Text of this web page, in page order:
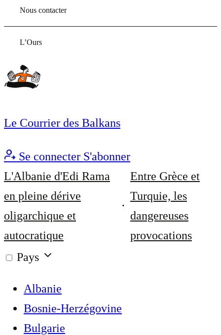
Nous contacter
L’Ours
Le Courrier des Balkans
Se connecter S'abonner
L'Albanie d'Edi Rama
en pleine dérive
oligarchique et
autocratique
Entre Grèce et
Turquie, les
dangereuses
provocations
Pays
Albanie
Bosnie-Herzégovine
Bulgarie